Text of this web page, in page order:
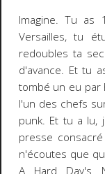
Imagine. Tu as
Versailles, tu
redoubles ta
d'avance. Et tu
tombé un eu par
l'un des chefs
punk. Et tu a lu,
presse
n'écoutes que
A Hard Day's